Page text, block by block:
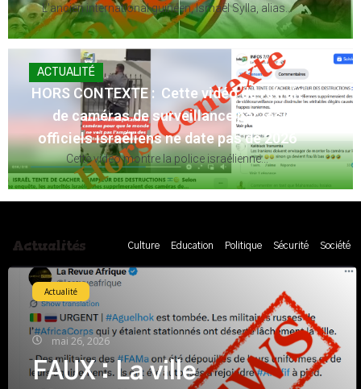
L'ancien international guinéen, Ismaël Sylla, alias...
ACTUALITÉ
HORS CONTEXTE : Cette vidéo de retrait
de caméras de surveillance par les
officiels israéliens ne date pas de 2026
Cette vidéo montre la police israélienne...
Actualités Culture Education Politique Sécurité Société
Actualité
mai 26, 2026
FAUX : La ville